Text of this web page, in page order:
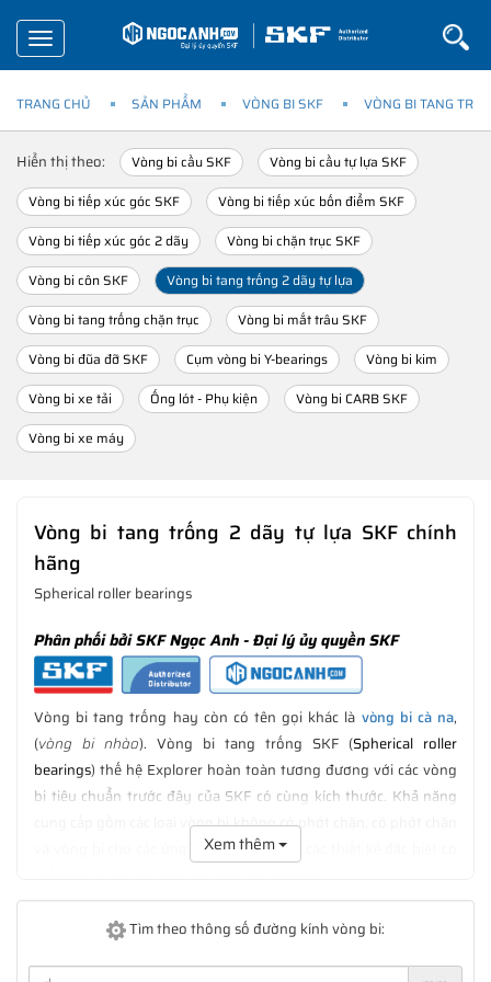
Toggle
navigation
TRANG CHỦ SẢN PHẨM VÒNG BI SKF VÒNG BI TANG
Hiển thị theo: Vòng bi cầu SKF
Vòng bi cầu tự lựa SKF
Vòng bi tiếp xúc góc SKF
Vòng bi tiếp xúc bốn điểm SKF
Vòng bi tiếp xúc góc 2 dãy
Vòng bi chặn trục SKF
Vòng bi côn SKF
Vòng bi tang trống 2 dãy tự lựa
Vòng bi tang trống chặn trục
Vòng bi mắt trâu SKF
Vòng bi đũa đỡ SKF
Cụm vòng bi Y-bearings
Vòng bi kim
Vòng bi xe tải
Ống lót - Phụ kiện
Vòng bi CARB SKF
Vòng bi xe máy
Vòng bi tang trống 2 dãy tự lựa SKF chính
hãng
Spherical roller bearings
Phân phối bởi SKF Ngọc Anh - Đại lý ủy quyền SKF
Vòng bi tang trống hay còn có tên gọi khác là vòng bi cà na,
(vòng bi nhào). Vòng bi tang trống SKF (Spherical roller
bearings) thế hệ Explorer hoàn toàn tương đương với các vòng
bi tiêu chuẩn trước đây của SKF có cùng kích thước. Khả năng
cung cấp gồm các loại vòng bi không có phớt chặn, có phớt chặn
và vòng bi cho các ứng dụng sàng rung, các thiết kế đặc biệt có
hướng kính và tải trọng dọc trục cực cao trong những ứng dụng
có độ lệch trục hoặc trục bị võng. Vòng bi tang trống SKF thế hệ
Xem thêm
Tìm theo thông số đường kính vòng bi: